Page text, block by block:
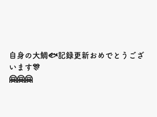
自身の大鯛🐟記録更新おめでとうござ
います🎊
🤗🤗🤗